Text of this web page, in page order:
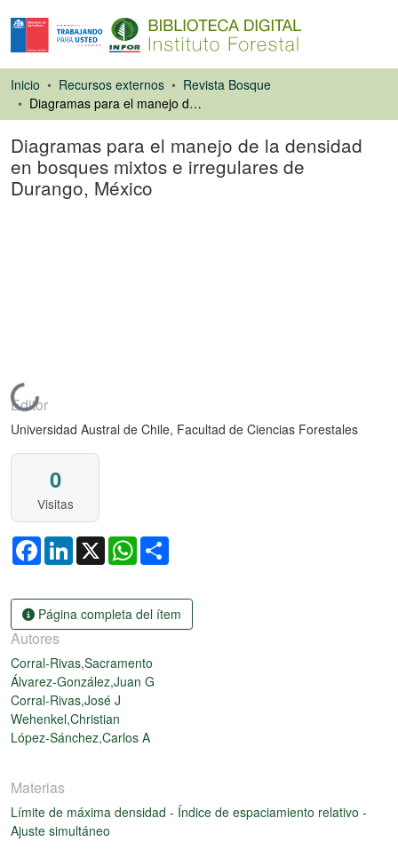
Inicio Recursos externos
Revista Bosque
Diagramas para el manejo de la densidad en bosques mixtos e irregulares de Durango, México
Diagramas para el manejo de la densidad
en bosques mixtos e irregulares de
Durango, México
Cargando...
Editor
Universidad Austral de Chile, Facultad de Ciencias Forestales
0
Visitas
FacebookLinkedIn
X WhatsApp
Página completa del ítem
Autores
Corral-Rivas,Sacramento
Álvarez-González,Juan G
Corral-Rivas,José J
Wehenkel,Christian
López-Sánchez,Carlos A
Materias
Límite de máxima densidad - Índice de espaciamiento relativo -
Ajuste simultáneo